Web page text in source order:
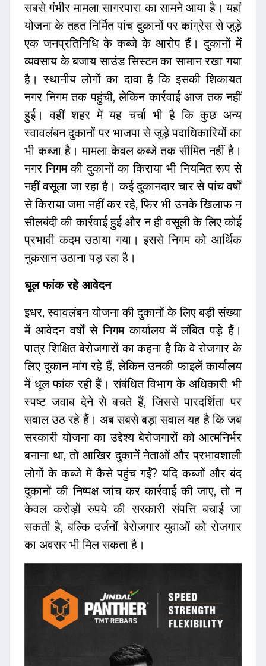
सबसे गंभीर मामला सागरपारा का सामने आया है। यहां
योजना के तहत निर्मित पांच दुकानों पर कांग्रेस से जुड़े
एक जनप्रतिनिधि के कब्जे के आरोप हैं। दुकानों में
व्यवसाय के बजाय साउंड सिस्टम का सामान रखा गया
है। स्थानीय लोगों का दावा है कि इसकी शिकायत
नगर निगम तक पहुंची, लेकिन कार्रवाई आज तक नहीं
हुई। वहीं शहर में यह चर्चा भी है कि कुछ अन्य
स्वावलंबन दुकानों पर भाजपा से जुड़े पदाधिकारियों का
भी कब्जा है। मामला केवल कब्जे तक सीमित नहीं है।
नगर निगम की दुकानों का किराया भी नियमित रूप से
नहीं वसूला जा रहा है। कई दुकानदार चार से पांच वर्षों
से किराया जमा नहीं कर रहे, फिर भी उनके खिलाफ न
सीलबंदी की कार्रवाई हुई और न ही वसूली के लिए कोई
प्रभावी कदम उठाया गया। इससे निगम को आर्थिक
नुकसान उठाना पड़ रहा है।
धूल फांक रहे आवेदन
इधर, स्वावलंबन योजना की दुकानों के लिए बड़ी संख्या
में आवेदन वर्षों से निगम कार्यालय में लंबित पड़े हैं।
पात्र शिक्षित बेरोजगारों का कहना है कि वे रोजगार के
लिए दुकान मांग रहे हैं, लेकिन उनकी फाइलें कार्यालय
में धूल फांक रही हैं। संबंधित विभाग के अधिकारी भी
स्पष्ट जवाब देने से बचते हैं, जिससे पारदर्शिता पर
सवाल उठ रहे हैं। अब सबसे बड़ा सवाल यह है कि जब
सरकारी योजना का उद्देश्य बेरोजगारों को आत्मनिर्भर
बनाना था, तो आखिर दुकानें नेताओं और प्रभावशाली
लोगों के कब्जे में कैसे पहुंच गईं? यदि कब्जों और बंद
दुकानों की निष्पक्ष जांच कर कार्रवाई की जाए, तो न
केवल करोड़ों रुपये की सरकारी संपत्ति बचाई जा
सकती है, बल्कि दर्जनों बेरोजगार युवाओं को रोजगार
का अवसर भी मिल सकता है।